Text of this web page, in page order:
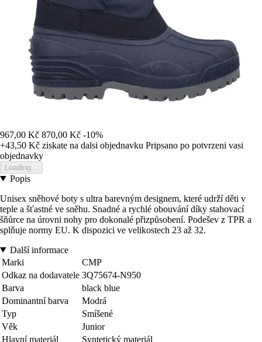
967,00 Kč 870,00 Kč -10%
+43,50 Kč ziskate na dalsi objednavku Pripsano po potvrzeni vasi
objednavky
Loading...
Popis
Unisex sněhové boty s ultra barevným designem, které udrží děti v
teple a šťastné ve sněhu. Snadné a rychlé obouvání díky stahovací
šňůrce na úrovni nohy pro dokonalé přizpůsobení. Podešev z TPR a
splňuje normy EU. K dispozici ve velikostech 23 až 32.
Další informace
Marki
CMP
Odkaz na dodavatele 3Q75674-N950
Barva
black blue
Dominantní barva
Modrá
Typ
Smíšené
Věk
Junior
Hlavní materiál
Syntetický materiál